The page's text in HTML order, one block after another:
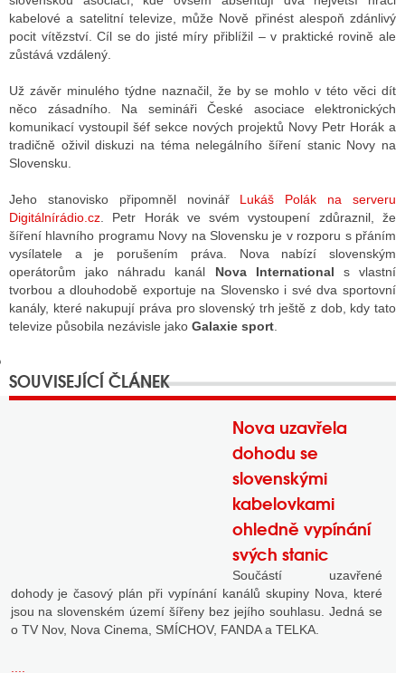
TISK
STÁT BLOGEREM
BLOGERA
DISKUTÉRA NA RADIOTV
kabelové a satelitní televize, může Nově přinést alespoň zdánlivý
pocit vítězství. Cíl se do jisté míry přiblížil – v praktické rovině ale
zůstává vzdálený.
Už závěr minulého týdne naznačil, že by se mohlo v této věci dít
něco zásadního. Na semináři České asociace elektronických
komunikací vystoupil šéf sekce nových projektů Novy Petr Horák a
tradičně oživil diskuzi na téma nelegálního šíření stanic Novy na
Slovensku.
Jeho stanovisko připomněl novinář Lukáš Polák na serveru
Digitálnírádio.cz . Petr Horák ve svém vystoupení zdůraznil, že
šíření hlavního programu Novy na Slovensku je v rozporu s přáním
vysílatele a je porušením práva. Nova nabízí slovenským
operátorům jako náhradu kanál Nova International s vlastní
tvorbou a dlouhodobě exportuje na Slovensko i své dva sportovní
kanály, které nakupují práva pro slovenský trh ještě z dob, kdy tato
televize působila nezávisle jako Galaxie sport
Nova uzavřela
dohodu se
slovenskými
kabelovkami
ohledně vypínání
svých stanic
Součástí uzavřené
dohody je časový plán při vypínání kanálů skupiny Nova, které
jsou na slovenském území šířeny bez jejího souhlasu. Jedná se
o TV Nov, Nova Cinema, SMÍCHOV, FANDA a TELKA.